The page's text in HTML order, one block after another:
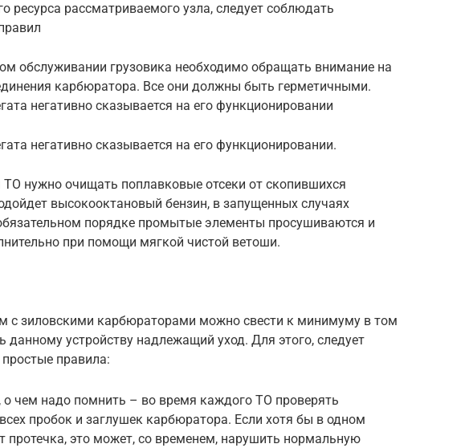
ресурса рассматриваемого узла, следует соблюдать
обслуживании грузовика необходимо обращать внимание на
карбюратора. Все они должны быть герметичными.
негативно сказывается на его функционировании
негативно сказывается на его функционировании.
нужно очищать поплавковые отсеки от скопившихся
высокооктановый бензин, в запущенных случаях
порядке промытые элементы просушиваются и
при помощи мягкой чистой ветоши.
с зиловскими карбюраторами можно свести к минимуму в том
данному устройству надлежащий уход. Для этого, следует
правила:
о чем надо помнить – во время каждого ТО проверять
пробок и заглушек карбюратора. Если хотя бы в одном
протечка, это может, со временем, нарушить нормальную